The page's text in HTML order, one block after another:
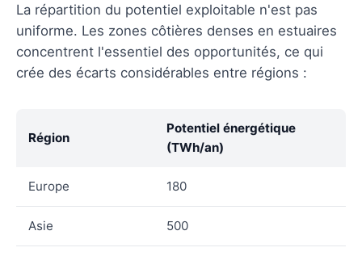
La répartition du potentiel exploitable n'est pas
uniforme. Les zones côtières denses en estuaires
concentrent l'essentiel des opportunités, ce qui
crée des écarts considérables entre régions :
Région
Potentiel énergétique
(TWh/an)
Europe 180
Asie 500